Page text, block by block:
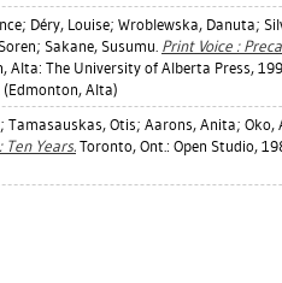
; Déry, Louise; Wroblewska, Danuta;
; Sakane, Susumu. Print Voice :
Alta: The University of Alberta Press,
(Edmonton, Alta)
; Tamasauskas, Otis; Aarons, Anita; Oko,
Ten Years. Toronto, Ont.: Open Studio,